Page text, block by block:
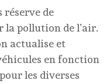
réserve de
la pollution de l’air.
actualise et
en fonction
les diverses